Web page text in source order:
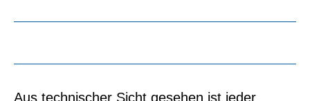
Aus technischer Sicht gesehen ist jeder